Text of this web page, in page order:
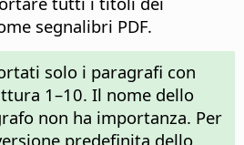
segnalibri PDF.
solo i paragrafi con
1–10. Il nome dello
non ha importanza. Per
predefinita dello